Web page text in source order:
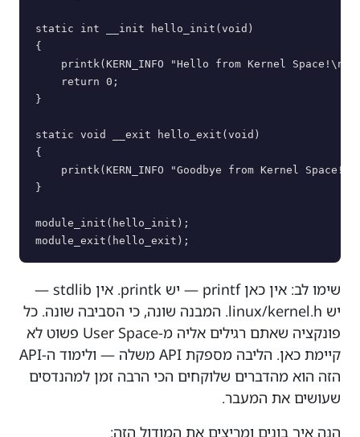
static int __init hello_init(void)
{
printk(KERN_INFO "Hello from Kernel
    return 0;
}
static void __exit hello_exit(void)
{
printk(KERN_INFO "Goodbye from Kernel
}
module_init(hello_init);
שימו לב: אין כאן printf — יש printk. אין stdlib —
יש linux/kernel.h. המבנה שונה, כי הסביבה שונה. כל
פונקציה שאתם רגילים אליה מ-User Space פשוט לא
קיימת כאן. הליבה מספקת API משלה — ולימוד ה-API
הזה הוא מהדברים שלוקחים הכי הרבה זמן למהנדסים
שעושים את המעבר.
הנה איך בונים ומריצים את המודול הזה: